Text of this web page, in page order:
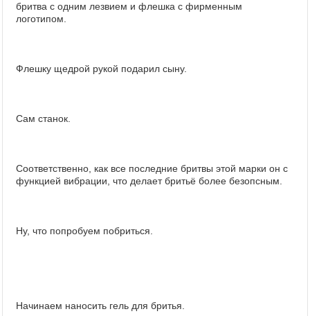
бритва с одним лезвием и флешка с фирменным
логотипом.
Флешку щедрой рукой подарил сыну.
Сам станок.
Соответственно, как все последние бритвы этой марки он с
функцией вибрации, что делает бритьё более безопсным.
Ну, что попробуем побриться.
Начинаем наносить гель для бритья.